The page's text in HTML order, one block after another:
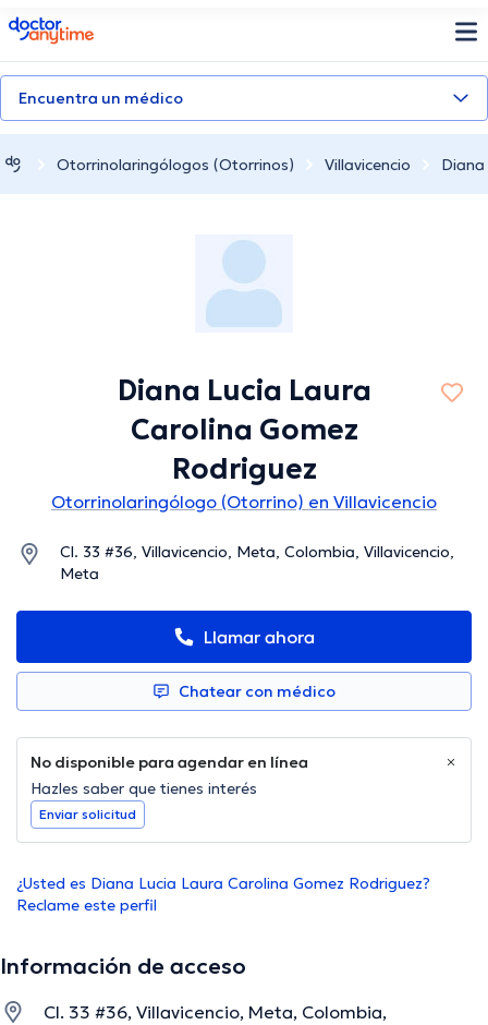
doctoranytime
Encuentra un médico
Otorrinolaringólogos (Otorrinos) Villavicencio
Diana Lucia Laura
Carolina Gomez
Rodriguez
Otorrinolaringólogo (Otorrino) en Villavicencio
Cl. 33 #36, Villavicencio, Meta, Colombia, Villavicencio,
Meta
Llamar ahora
Chatear con médico
No disponible para agendar en línea
Hazles saber que tienes interés
Enviar solicitud
¿Usted es Diana Lucia Laura Carolina Gomez Rodriguez?
Reclame este perfil
Información de acceso
Cl. 33 #36, Villavicencio, Meta, Colombia,